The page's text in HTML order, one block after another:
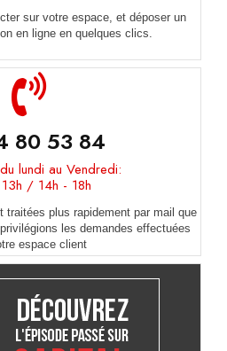
sur votre espace, et déposer un
en ligne en quelques clics.
80 53 84
lundi au Vendredi:
/ 14h - 18h
traitées plus rapidement par mail que
les demandes effectuées
espace client